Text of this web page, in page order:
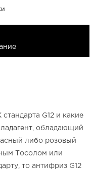
G12 и какие
обладающий
либо розовый
Тосолом или
то антифриз G12